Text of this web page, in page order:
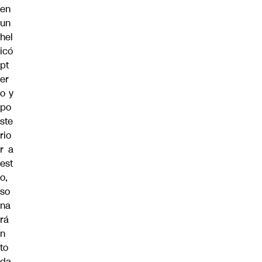
en
un
hel
icó
pt
er
o y
po
ste
rio
r a
est
o,
so
na
rá
n
to